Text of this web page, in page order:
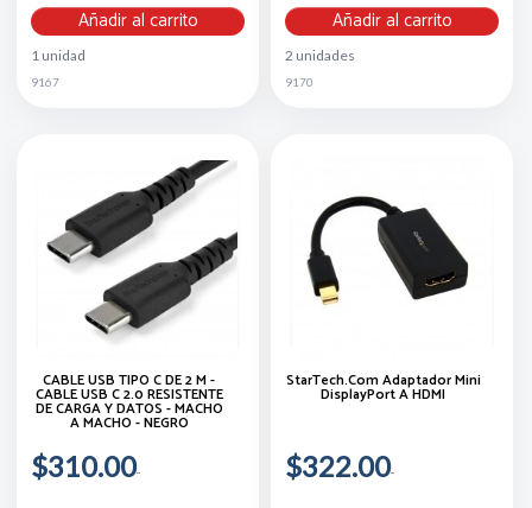
Añadir al carrito
1 unidad
9167
Añadir al carrito
2 unidades
9170
CABLE USB TIPO C DE 2 M -
CABLE USB C 2.0 RESISTENTE
DE CARGA Y DATOS - MACHO
A MACHO - NEGRO
$310.00
StarTech.com Adaptador Mini
DisplayPort A HDMI
$322.00